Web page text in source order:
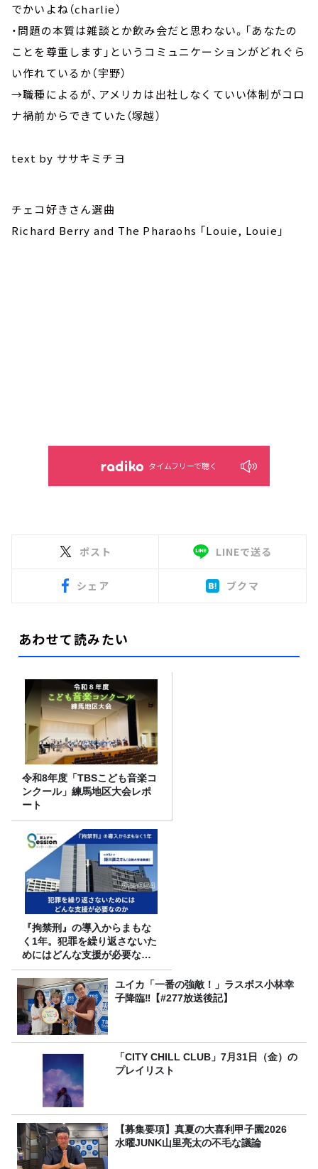
でかいよね（charlie）
・問題の本質は雑談とか飲み会だと思わない。「あなたの
ことを尊重します」というコミュニケーションがどれぐら
い作れているか（宇野）
→職種によるが、アメリカは出社しなくていい体制がコロ
ナ禍前からできていた（塚越）
text by ササキミチヨ
チェコ好きさん選曲
Richard Berry and The Pharaohs 「Louie, Louie」
タイムフリーで聴く
ポスト LINEで送る
シェア ブクマ
あわせて読みたい
令和8年度「TBSこども音楽コ
ンクール」練馬地区大会レポ
ート
『拘禁刑』の導入からまもな
く1年。犯罪を繰り返さないた
めにはどんな支援が必要なの
か
ユイカ「一番の強敵！」ラスボス小林幸
子降臨‼【#277放送後記】
「CITY CHILL CLUB」7月31日（金）の
プレイリスト
【募集要項】真夏の大喜利甲子園2026
水曜JUNK山里亮太の不毛な議論